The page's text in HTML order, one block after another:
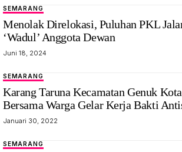
SEMARANG
Menolak Direlokasi, Puluhan PKL
‘Wadul’ Anggota Dewan
Juni 18, 2024
SEMARANG
Karang Taruna Kecamatan Genuk
Bersama Warga Gelar Kerja Bakti
Januari 30, 2022
SEMARANG